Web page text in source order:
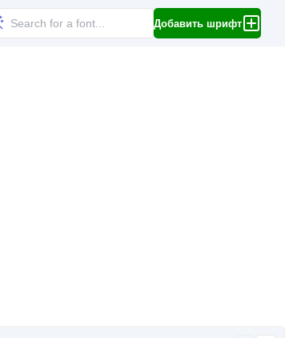
Добавить шрифт